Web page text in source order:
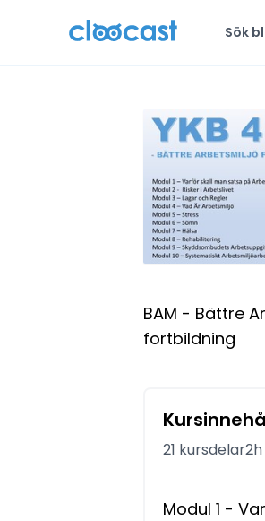
BAM - Bättre
fortbildning
21 kursdelar
Modul 1 -